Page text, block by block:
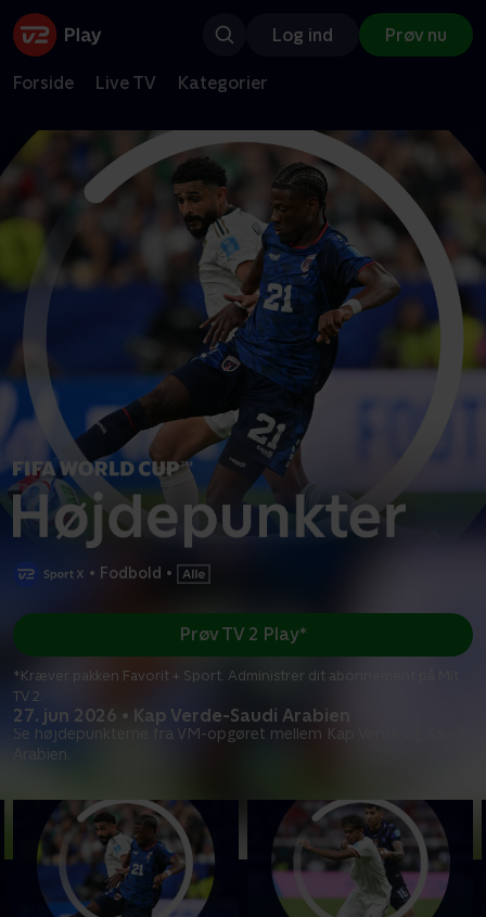
Log ind Prøv nu
Forside Live TV Kategorier
• Fodbold •
27. jun 2026 • Kap Verde-Saudi Arabien
Se højdepunkterne fra VM-opgøret mellem Kap Verde og Saudi
Arabien.
Prøv TV 2 Play*
*Kræver pakken Favorit + Sport. Administrer dit abonnement på Mit
TV 2.